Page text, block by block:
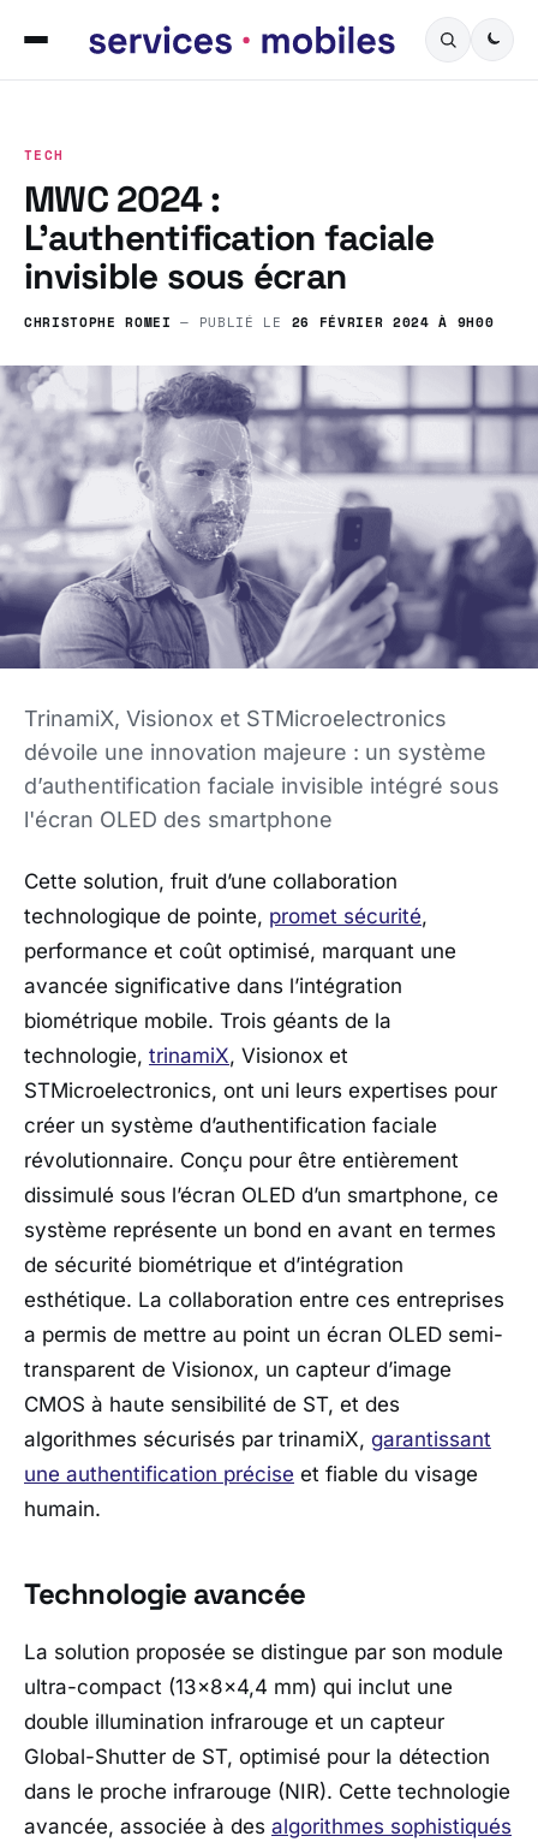
TECH
MWC 2024 :
L’authentification faciale
invisible sous écran
CHRISTOPHE ROMEI — PUBLIÉ LE 26 FÉVRIER 2024 À 9H00
TrinamiX, Visionox et STMicroelectronics
dévoile une innovation majeure : un système
d’authentification faciale invisible intégré sous
l'écran OLED des smartphone
Cette solution, fruit d’une collaboration
technologique de pointe, promet sécurité,
performance et coût optimisé, marquant une
avancée significative dans l’intégration
biométrique mobile. Trois géants de la
technologie, trinamiX, Visionox et
STMicroelectronics, ont uni leurs expertises pour
créer un système d’authentification faciale
révolutionnaire. Conçu pour être entièrement
dissimulé sous l’écran OLED d’un smartphone, ce
système représente un bond en avant en termes
de sécurité biométrique et d’intégration
esthétique. La collaboration entre ces entreprises
a permis de mettre au point un écran OLED semi-
transparent de Visionox, un capteur d’image
CMOS à haute sensibilité de ST, et des
algorithmes sécurisés par trinamiX, garantissant
une authentification précise et fiable du visage
humain.
Technologie avancée
La solution proposée se distingue par son module
ultra-compact (13x8x4,4 mm) qui inclut une
double illumination infrarouge et un capteur
Global-Shutter de ST, optimisé pour la détection
dans le proche infrarouge (NIR). Cette technologie
avancée, associée à des algorithmes sophistiqués